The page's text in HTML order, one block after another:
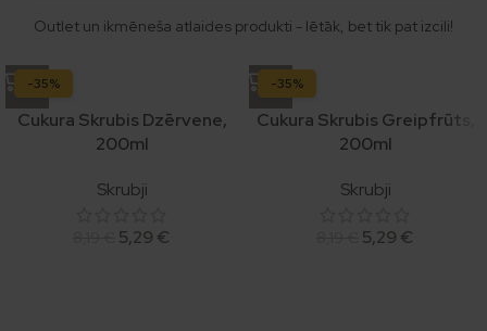
Outlet un ikmēneša atlaides produkti - lētāk, bet tik pat izcili!
-35%
Cukura Skrubis Dzērvene,
200ml
Skrubji
5,29 €
-35%
Cukura Skrubis Greipfrūts,
200ml
Skrubji
5,29 €